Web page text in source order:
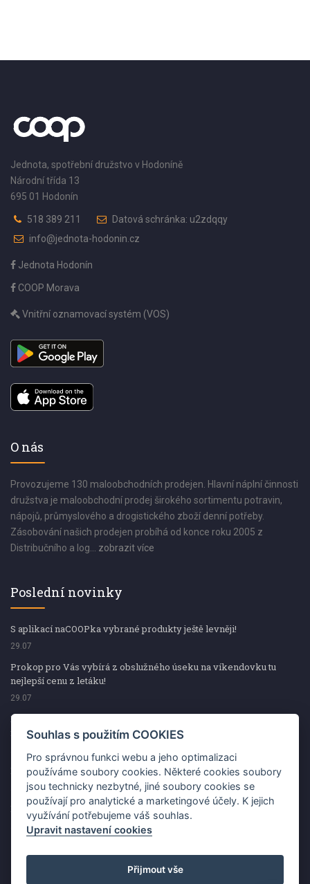
Jednota, spotřební družstvo v Hodoníně
Národní třída 13
695 01 Hodonín
518 389 211
Datová schránka: u2zdqqy
info@jednota-hodonin.cz
Jednota Hodonín
COOP Morava
Vnitřní oznamovací systém (VOS)
O nás
Provozujeme 130 maloobchodních prodejen. Hlavní náplní činnosti
družstva je maloobchodní prodej širokého sortimentu potravin,
nápojů, průmyslového a drogistického zboží denní potřeby.
Zásobování našich prodejen probíhá od konce roku 2005 z
Distribučního a log... zobrazit více
Poslední novinky
S aplikací naCOOPka vybrané produkty ještě levněji!
29.07
Prokop pro Vás vybírá z obslužného úseku na víkendovku tu
nejlepší cenu z letáku!
29.07
Prokop pro Vás vybírá z obslužného úseku na víkendovku tu
nejlepší cenu z letáku!
Kup špekáčky od Váhaly a vyhraj s naCOOPkou sekerku Fiskars
29.07
Prokop pro Vás vybírá na víkendovku ty nejlepší ceny z letáku!
29.07
Souhlas s použitím COOKIES
Pro správnou funkci webu a jeho optimalizaci
používáme soubory cookies. Některé cookies soubory
jsou technicky nezbytné, jiné soubory cookies se
používají pro analytické a marketingové účely. K jejich
využívání potřebujeme váš souhlas.
Upravit nastavení cookies
Přijmout vše